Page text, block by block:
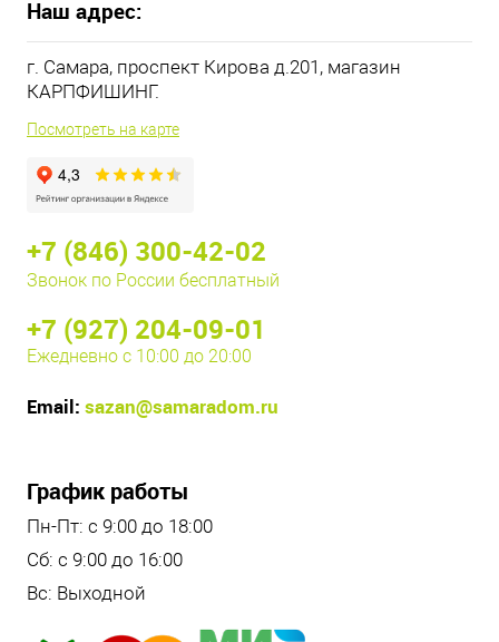
Наш адрес:
г. Самара, проспект Кирова д.201, магазин
КАРПФИШИНГ.
Посмотреть на карте
+7 (846) 300-42-02
Звонок по России бесплатный
+7 (927) 204-09-01
Ежедневно с 10:00 до 20:00
Email: sazan@samaradom.ru
График работы
Пн-Пт: с 9:00 до 18:00
Сб: с 9:00 до 16:00
Вс: Выходной